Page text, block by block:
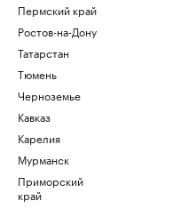
Пермский край
Ростов-на-Дону
Татарстан
Тюмень
Черноземье
Кавказ
Карелия
Мурманск
Приморский
край